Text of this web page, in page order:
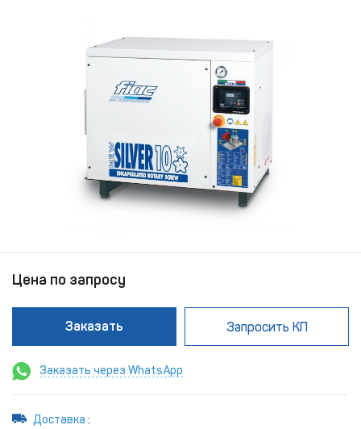
Цена по запросу
Заказать Запросить КП
Заказать через WhatsApp
Доставка :